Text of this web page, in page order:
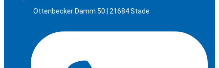
Ottenbecker Damm 50 | 21684 Stade